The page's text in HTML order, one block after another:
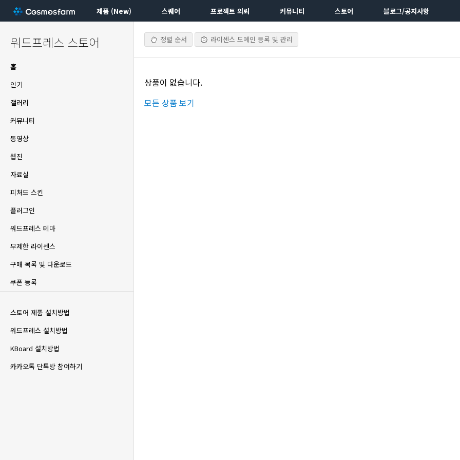
제품 (New) 스퀘어 프로젝트 의뢰 커뮤니티 스토어 블로그/공지사항
워드프레스 스토어
홈
인기
갤러리
커뮤니티
동영상
웹진
자료실
피처드 스킨
플러그인
워드프레스 테마
무제한 라이센스
구매 목록 및 다운로드
쿠폰 등록
스토어 제품 설치방법
워드프레스 설치방법
KBoard 설치방법
카카오톡 단톡방 참여하기
정렬 순서 라이센스 도메인 등록 및 관리
상품이 없습니다.
모든 상품 보기